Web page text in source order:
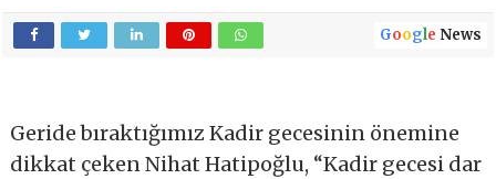
Google News
Geride bıraktığımız Kadir gecesinin önemine
dikkat çeken Nihat Hatipoğlu, “Kadir gecesi dar